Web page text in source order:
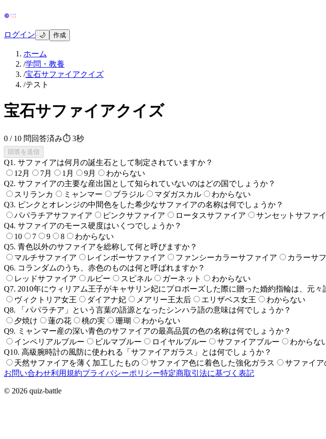
ログイン 🌙 作成
ホーム
/学問・教養
/宝石サファイアクイズ
/テスト
宝石サファイアクイズ
0 / 10 問回答済み⏱ 4秒
回答を送信
Q1 . サファイアは何月の誕生石として制定されていますか？
12月
7月 1月 9月
わからない
Q2. サファイアの主要な産出国として知られていないのはどの国でしょうか？
スリランカ
ミャンマー ブラジル マダガスカル
わからない
Q3. ピンクとオレンジの中間色をした希少なサファイアの名称は何でしょうか？
パパラチアサファイア
ピンクサファイア ロータスサファイア サンセットサファ
Q4. サファイアのモース硬度はいくつでしょうか？
10
7 9 8
わからない
Q5. 青色以外のサファイアを総称して何と呼びますか？
マルチサファイア
レインボーサファイア ファンシーカラーサファイア カラーサ
Q6. コランダムのうち、赤色のものは何と呼ばれますか？
レッドサファイア
ルビー スピネル ガーネット
わからない
Q7. 2010年にウィリアム王子がキャサリン妃にプロポーズした際に贈った婚約指輪は、元々
ヴィクトリア女王
ダイアナ妃 メアリー王太后 エリザベス女王
わからない
Q8.
「パパラチア」という言葉の語源となったシンハラ語の意味は何でしょうか？
夕焼け
蓮の花 桃の実 珊瑚
わからない
Q9. ミャンマー産の深い青色のサファイアの最高品質の色の名称は何でしょうか？
インペリアルブルー
ビルマブルー ロイヤルブルー サファイアブルー
わからな
Q10. 高級腕時計の風防に使われる「サファイアガラス」とは何でしょうか？
天然サファイアを薄く加工したもの
サファイア色に着色した強化ガラス サファイア
お問い合わせ利用規約プライバシーポリシー特定商取引法に基づく表記
© 2026 quiz-battle